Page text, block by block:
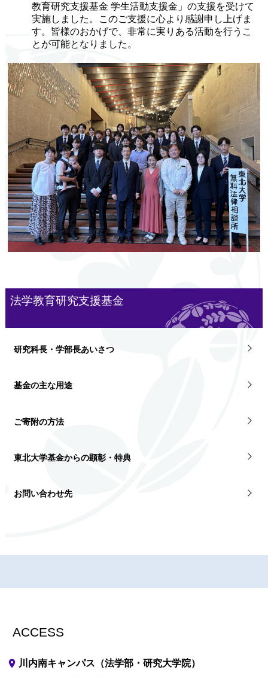
教育研究支援基金 学生活動支援金」の支援を受けて
実施しました。このご支援に心より感謝申し上げま
す。皆様のおかげで、非常に実りある活動を行うこ
とが可能となりました。
法学教育研究支援基金
研究科長・学部長あいさつ
基金の主な用途
ご寄附の方法
東北大学基金からの顕彰・特典
お問い合わせ先
ACCESS
place 川内南キャンパス（法学部・研究大学院）